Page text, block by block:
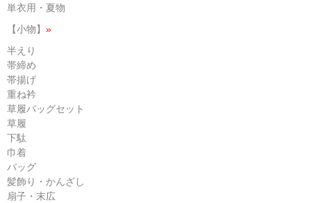
単衣用・夏物
【小物】 »
半えり
帯締め
帯揚げ
重ね衿
草履バッグセット
草履
下駄
巾着
バッグ
髪飾り・かんざし
扇子・末広